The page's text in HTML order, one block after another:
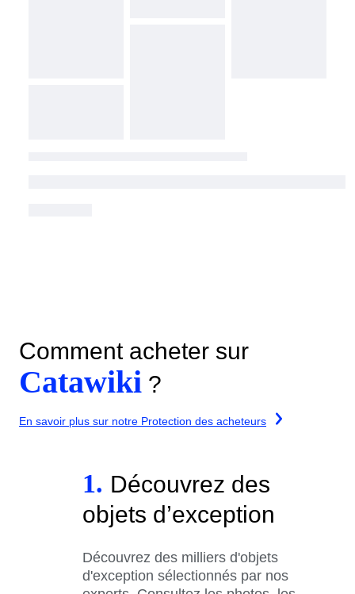
Comment acheter sur
Catawiki ?
En savoir plus sur notre Protection des acheteurs
1. Découvrez des
objets d’exception
Découvrez des milliers d'objets
d'exception sélectionnés par nos